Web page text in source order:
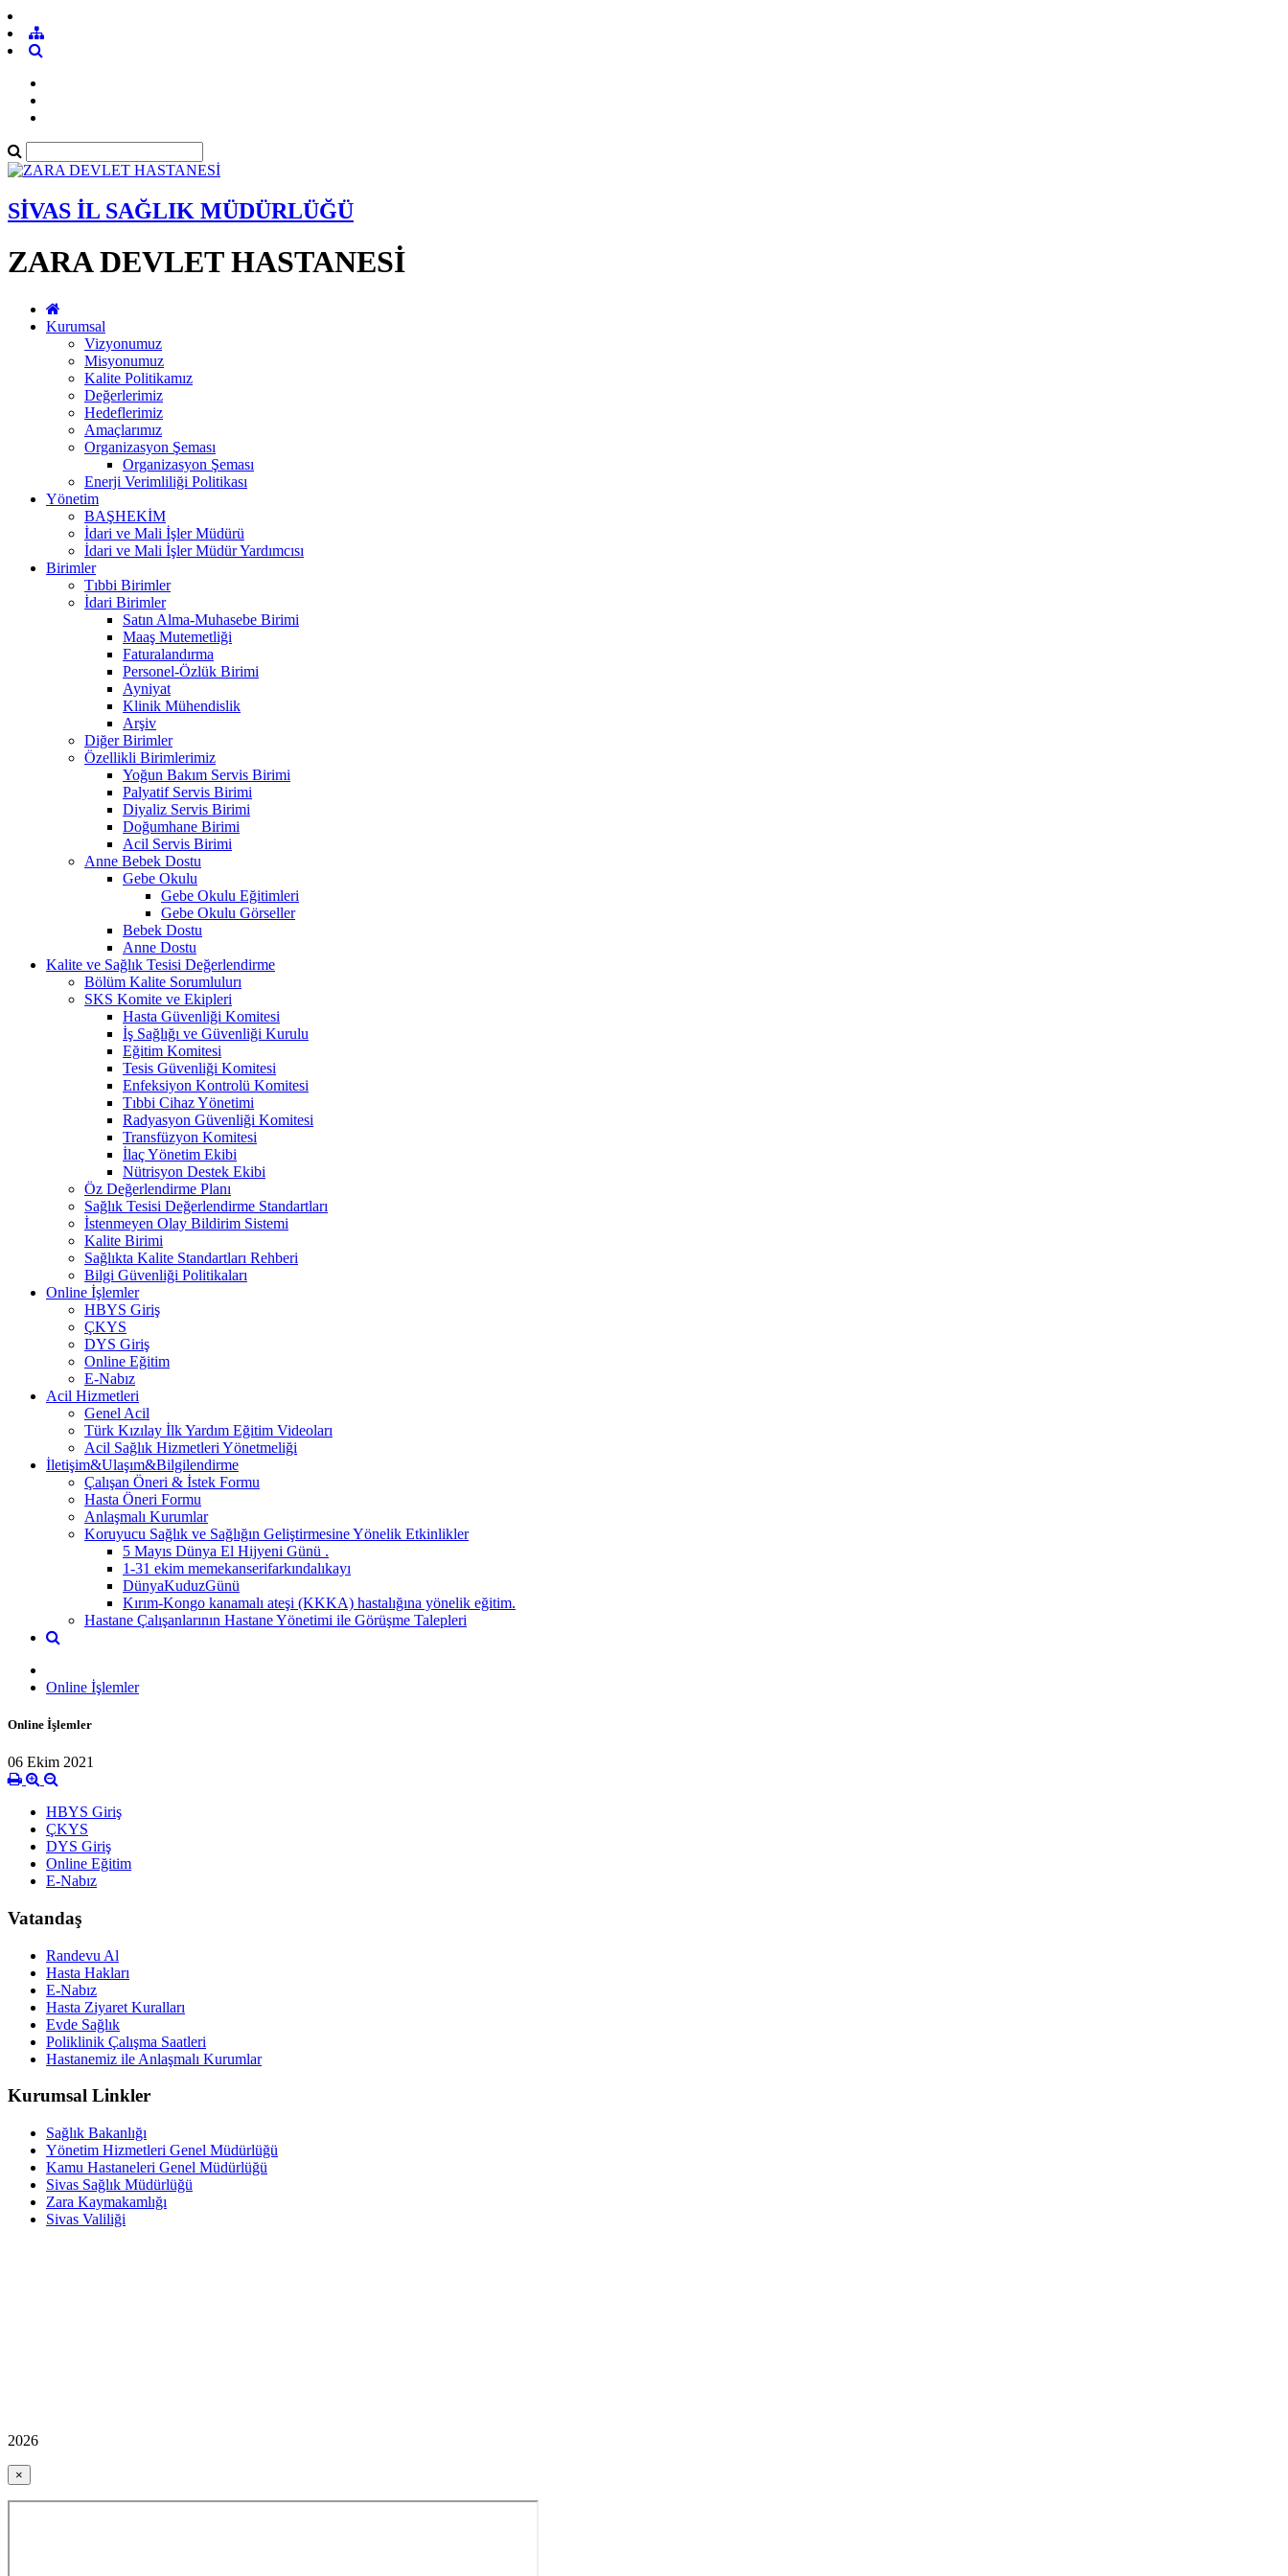
SİVAS İL SAĞLIK MÜDÜRLÜĞÜ
ZARA DEVLET HASTANESİ
Kurumsal
Vizyonumuz
Misyonumuz
Kalite Politikamız
Değerlerimiz
Hedeflerimiz
Amaçlarımız
Organizasyon Şeması
Organizasyon Şeması
Enerji Verimliliği Politikası
Yönetim
BAŞHEKİM
İdari ve Mali İşler Müdürü
İdari ve Mali İşler Müdür Yardımcısı
Birimler
Tıbbi Birimler
İdari Birimler
Satın Alma-Muhasebe Birimi
Maaş Mutemetliği
Faturalandırma
Personel-Özlük Birimi
Ayniyat
Klinik Mühendislik
Arşiv
Diğer Birimler
Özellikli Birimlerimiz
Yoğun Bakım Servis Birimi
Palyatif Servis Birimi
Diyaliz Servis Birimi
Doğumhane Birimi
Acil Servis Birimi
Anne Bebek Dostu
Gebe Okulu
Gebe Okulu Eğitimleri
Gebe Okulu Görseller
Bebek Dostu
Anne Dostu
Kalite ve Sağlık Tesisi Değerlendirme
Bölüm Kalite Sorumlulurı
SKS Komite ve Ekipleri
Hasta Güvenliği Komitesi
İş Sağlığı ve Güvenliği Kurulu
Eğitim Komitesi
Tesis Güvenliği Komitesi
Enfeksiyon Kontrolü Komitesi
Tıbbi Cihaz Yönetimi
Radyasyon Güvenliği Komitesi
Transfüzyon Komitesi
İlaç Yönetim Ekibi
Nütrisyon Destek Ekibi
Öz Değerlendirme Planı
Sağlık Tesisi Değerlendirme Standartları
İstenmeyen Olay Bildirim Sistemi
Kalite Birimi
Sağlıkta Kalite Standartları Rehberi
Bilgi Güvenliği Politikaları
Online İşlemler
HBYS Giriş
ÇKYS
DYS Giriş
Online Eğitim
E-Nabız
Acil Hizmetleri
Genel Acil
Türk Kızılay İlk Yardım Eğitim Videoları
Acil Sağlık Hizmetleri Yönetmeliği
İletişim&Ulaşım&Bilgilendirme
Çalışan Öneri & İstek Formu
Hasta Öneri Formu
Anlaşmalı Kurumlar
Koruyucu Sağlık ve Sağlığın Geliştirmesine Yönelik Etkinlikler
5 Mayıs Dünya El Hijyeni Günü .
1-31 ekim memekanserifarkındalıkayı
DünyaKuduzGünü
Kırım-Kongo kanamalı ateşi (KKKA) hastalığına yönelik eğitim.
Hastane Çalışanlarının Hastane Yönetimi ile Görüşme Talepleri
Online İşlemler
Online İşlemler
06 Ekim 2021
HBYS Giriş
ÇKYS
DYS Giriş
Online Eğitim
E-Nabız
Vatandaş
Randevu Al
Hasta Hakları
E-Nabız
Hasta Ziyaret Kuralları
Evde Sağlık
Poliklinik Çalışma Saatleri
Hastanemiz ile Anlaşmalı Kurumlar
Kurumsal Linkler
Sağlık Bakanlığı
Yönetim Hizmetleri Genel Müdürlüğü
Kamu Hastaneleri Genel Müdürlüğü
Sivas Sağlık Müdürlüğü
Zara Kaymakamlığı
Sivas Valiliği
2026
×